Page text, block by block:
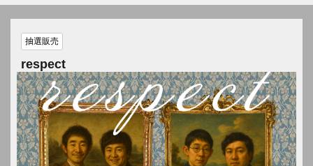
抽選販売
respect